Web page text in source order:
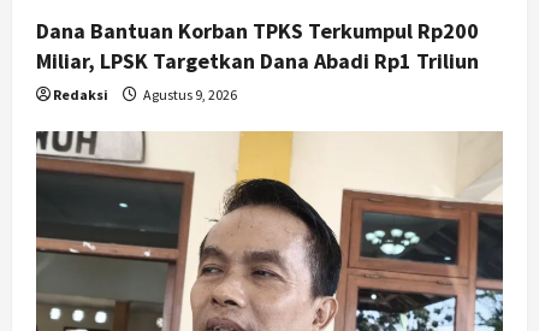
5
Dana Bantuan Korban TPKS Terkumpul Rp200
Miliar, LPSK Targetkan Dana Abadi Rp1 Triliun
Redaksi Agustus 9, 2026